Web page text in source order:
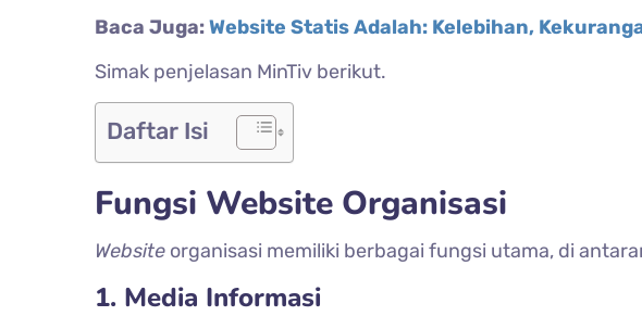
Baca Juga:Website Statis Adalah: Kelebihan,
Simak penjelasan MinTiv berikut.
Daftar Isi
Fungsi Website Organisasi
Website organisasi memiliki berbagai fungsi utama, di
1. Media Informasi